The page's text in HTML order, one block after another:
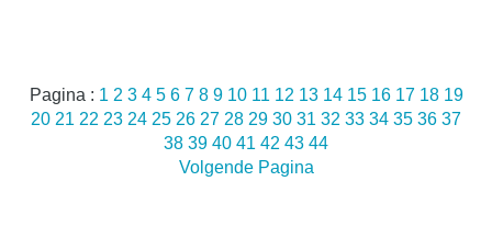
Pagina : 1 2 3 4 5 6 7 8 9 10 11 12 13 14 15 16 17 18 19
20 21 22 23 24 25 26 27 28 29 30 31 32 33 34 35 36 37
38 39 40 41 42 43 44
Volgende Pagina